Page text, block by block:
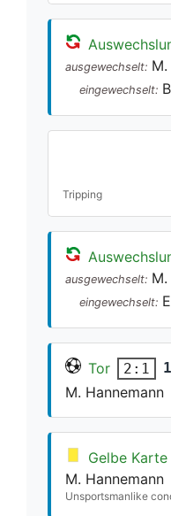
ausgewechselt:
eingewechselt:
Tripping
ausgewechselt: M.
eingewechselt:
Tor 2:1
M. Hannemann
Gelbe Karte
M. Hannemann
Unsportsmanlike